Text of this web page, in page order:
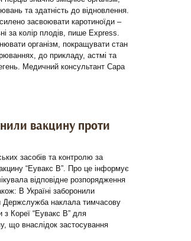
та здатність до відновлення.
засвоювати каротиноїди –
за колір плодів, пише Express.
організм, покращувати стан
до прикладу, астмі та
Медичний консультант Сара
вакцину проти
засобів та контролю за
“Еувакс В”. Про це інформує
відповідне розпорядження
В Україні заборонили
Держслужба наклала тимчасову
з Кореї “Еувакс В” для
що внаслідок застосування